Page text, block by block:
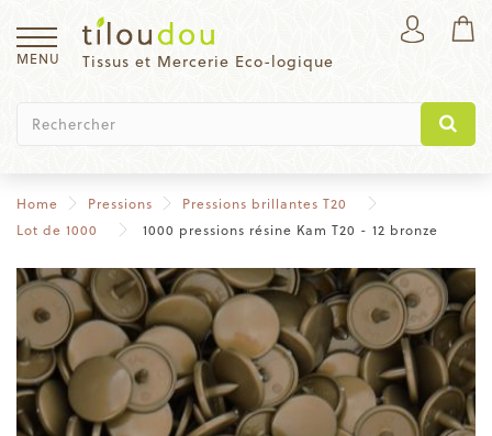
Tissus et Mercerie Eco-logique
MENU
Home Pressions
Pressions brillantes T20
Lot de 1000
1000 pressions résine Kam T20 - 12 bronze